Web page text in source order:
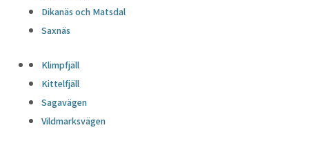
Dikanäs och Matsdal
Saxnäs
Klimpfjäll
Kittelfjäll
Sagavägen
Vildmarksvägen